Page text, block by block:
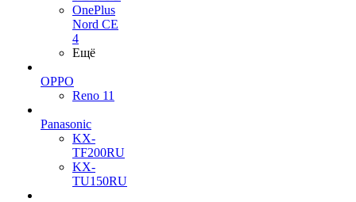
OnePlus
Nord CE
4
Ещё
OPPO
Reno 11
Panasonic
KX-
TF200RU
KX-
TU150RU